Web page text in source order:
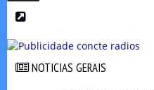
NOTICIAS GERAIS